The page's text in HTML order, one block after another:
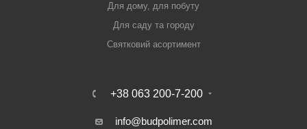
Для дому, для побуту
Для саду та городу
Святковий асортимент
+38 063 200-7-200
info@budpolimer.com